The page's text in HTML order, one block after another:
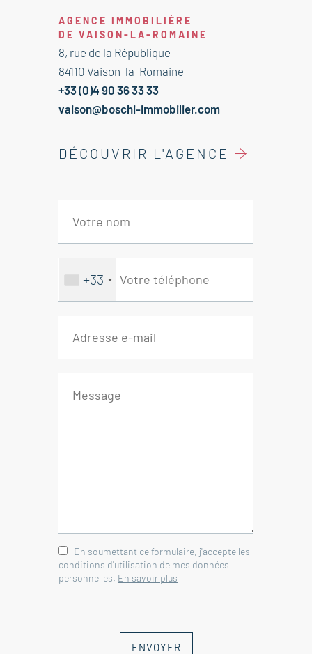
Ce terrain est à vendre à l'agence
Boschi Immobilier de Vaison la
Romaine - 84110.
Agence immobilière Vaison la
Romaine, Entrechaux, Crestet.
Honoraires à la charge du vendeur.
georisques.gouv.fr.
AGENCE IMMOBILIÈRE
DE VAISON-LA-ROMAINE
8, rue de la République
84110 Vaison-la-Romaine
+33 (0)4 90 36 33 33
vaison@boschi-immobilier.com
DÉCOUVRIR L'AGENCE
+33
En soumettant ce formulaire, j'accepte les
conditions d'utilisation de mes données
personnelles. En savoir plus
ENVOYER